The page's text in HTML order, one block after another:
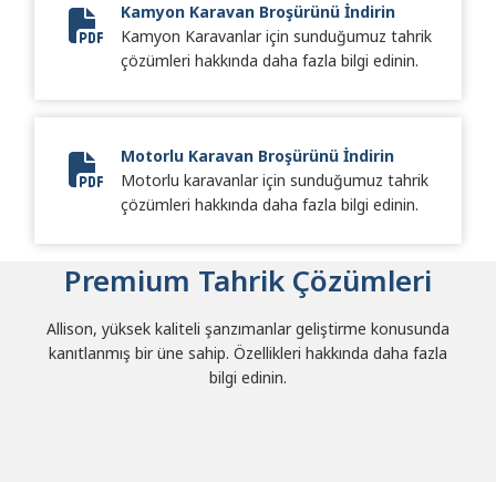
2024 Truck RV Brochure
Kamyon Karavan Broşürünü İndirin
Kamyon Karavanlar için sunduğumuz tahrik
çözümleri hakkında daha fazla bilgi edinin.
2024 Motorhome Brochure
Motorlu Karavan Broşürünü İndirin
Motorlu karavanlar için sunduğumuz tahrik
çözümleri hakkında daha fazla bilgi edinin.
Premium Tahrik Çözümleri
Allison, yüksek kaliteli şanzımanlar geliştirme konusunda
kanıtlanmış bir üne sahip. Özellikleri hakkında daha fazla
bilgi edinin.